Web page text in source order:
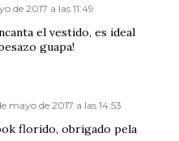
de 2017 a las 11:49
el vestido, es ideal
guapa!
mayo de 2017 a las 14:53
florido, obrigado pela